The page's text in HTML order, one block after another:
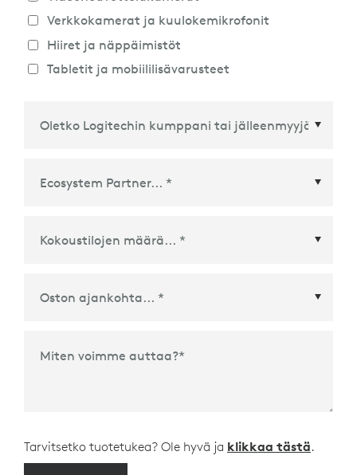
Verkkokamerat ja kuulokemikrofonit
Hiiret ja näppäimistöt
Tabletit ja mobiililisävarusteet
Miten voimme auttaa?*
Tarvitsetko tuotetukea? Ole hyvä ja klikkaa tästä.